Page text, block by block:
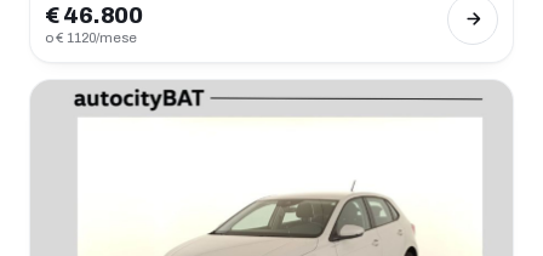
€ 46.800
o € 1120/mese